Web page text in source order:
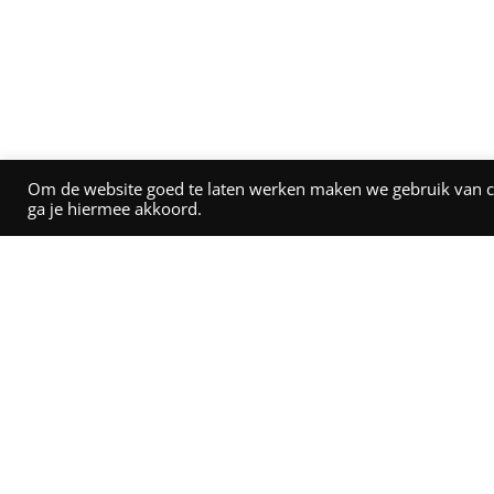
Om de website goed te laten werken maken we gebruik
ga je hiermee akkoord.